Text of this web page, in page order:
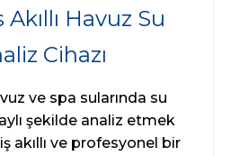
Havuz Su
Cihazı
ve spa sularında su
şekilde analiz etmek
akıllı ve profesyonel bir